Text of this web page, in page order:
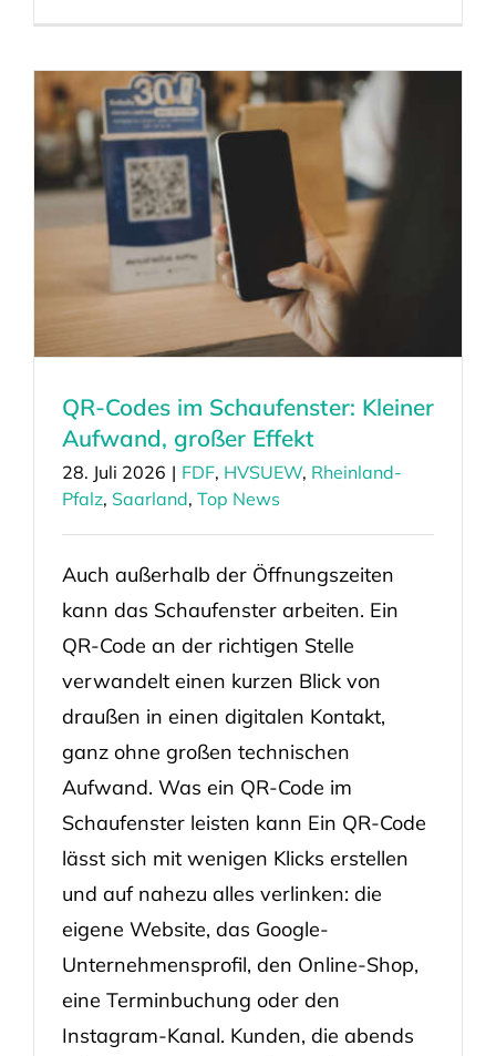
QR-Codes im Schaufenster: Kleiner
Aufwand, großer Effekt
28. Juli 2026 | FDF, HVSUEW, Rheinland-
Pfalz, Saarland, Top News
Auch außerhalb der Öffnungszeiten
kann das Schaufenster arbeiten. Ein
QR-Code an der richtigen Stelle
verwandelt einen kurzen Blick von
draußen in einen digitalen Kontakt,
ganz ohne großen technischen
Aufwand. Was ein QR-Code im
Schaufenster leisten kann Ein QR-Code
lässt sich mit wenigen Klicks erstellen
und auf nahezu alles verlinken: die
eigene Website, das Google-
Unternehmensprofil, den Online-Shop,
eine Terminbuchung oder den
Instagram-Kanal. Kunden, die abends